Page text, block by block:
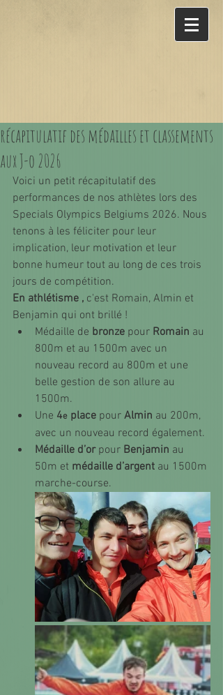
récapitulatif des médailles et classements
aux J-o 2026
Voici un petit récapitulatif des
performances de nos athlètes lors des
Specials Olympics Belgiums 2026. Nous
tenons à les féliciter pour leur
implication, leur motivation et leur
bonne humeur tout au long de ces trois
jours de compétition.
En athlétisme , c'est Romain, Almin et
Benjamin qui ont brillé !
Médaille de bronze pour Romain au
800m et au 1500m avec un
nouveau record au 800m et une
belle gestion de son allure au
1500m.
Une 4e place pour Almin au 200m,
avec un nouveau record également.
Médaille d’or pour Benjamin au
50m et médaille d’argent au 1500m
marche-course.